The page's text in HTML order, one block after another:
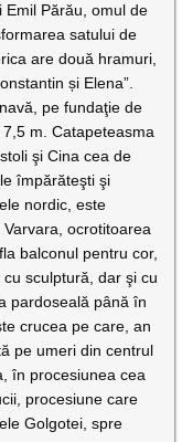
Emil Părău, omul de
satului de
are două hramuri,
și Elena”.
pe fundaţie de
m. Catapeteasma
şi Cina cea de
împărăteşti şi
nordic, este
ocrotitoarea
balconul pentru cor,
sculptură, dar şi cu
pardoseală până în
crucea pe care, an
pe umeri din centrul
în procesiunea cea
procesiune care
Golgotei, spre